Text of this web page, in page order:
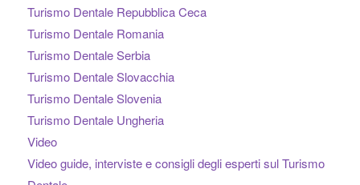
Turismo Dentale Repubblica Ceca
Turismo Dentale Romania
Turismo Dentale Serbia
Turismo Dentale Slovacchia
Turismo Dentale Slovenia
Turismo Dentale Ungheria
Video
Video guide, interviste e consigli degli esperti sul Turismo